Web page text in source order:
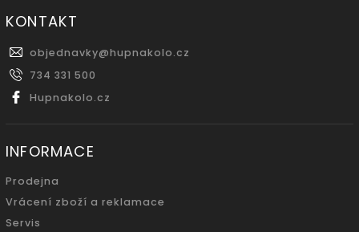
KONTAKT
objednavky@hupnakolo.cz
734 331 500
Hupnakolo.cz
INFORMACE
Prodejna
Vrácení zboží a reklamace
Servis